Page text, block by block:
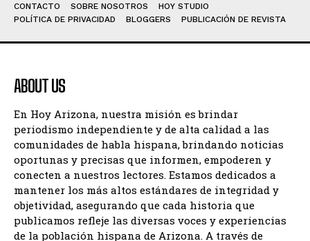
CONTACTO SOBRE NOSOTROS
HOY STUDIO
POLÍTICA DE PRIVACIDAD
BLOGGERS PUBLICACIÓN DE REVISTA
ABOUT US
En Hoy Arizona, nuestra misión es brindar
periodismo independiente y de alta calidad a las
comunidades de habla hispana, brindando noticias
oportunas y precisas que informen, empoderen y
conecten a nuestros lectores. Estamos dedicados a
mantener los más altos estándares de integridad y
objetividad, asegurando que cada historia que
publicamos refleje las diversas voces y experiencias
de la población hispana de Arizona. A través de